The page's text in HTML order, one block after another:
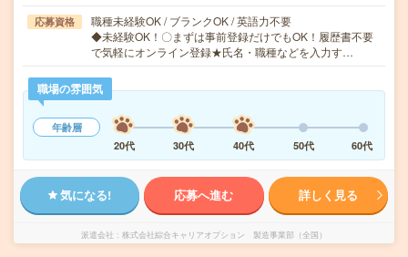
応募資格
職種未経験OK / ブランクOK / 英語力不要
◆未経験OK！〇まずは事前登録だけでもOK！履歴書不要
で気軽にオンライン登録★氏名・職種などを入力す…
職場の雰囲気
年齢層
20代
30代 40代 50代 60代
気になる! 応募へ進む 詳しく見る
派遣会社 株式会社綜合キャリアオプション 製造事業部（全国）